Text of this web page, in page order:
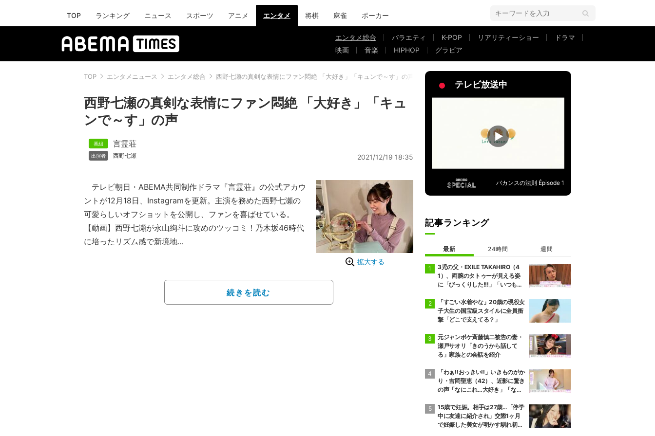
TOP ランキング ニュース スポーツ アニメ エンタメ 将棋 麻雀 ポーカー
エンタメ総合 バラエティ K-POP リアリティーショー
ドラマ
映画
音楽 HIPHOP グラビア
TOP エンタメニュース エンタメ総合 西野七瀬の真剣な表情にファン悶絶 「大好き」「キュンで～す」の声
西野七瀬の真剣な表情にファン悶絶 「大好き」「キュ
ンで～す」の声
言霊荘
西野七瀬 2021/12/19 18:35
拡大する
テレビ朝日・ABEMA共同制作ドラマ『言霊荘』の公式アカウ
ントが12月18日、Instagramを更新。主演を務めた西野七瀬の
可愛らしいオフショットを公開し、ファンを喜ばせている。
【動画】西野七瀬が永山絢斗に攻めのツッコミ！乃木坂46時代
に培ったリズム感で新境地
続けて、「インテリアの地球儀に興味津々のコトハ（＃西野七
瀬） 『トルコどこかな～』って鏡越しの真剣な表情にもキュン
続きを読む
テレビ放送中
バカンスの法則 Épisode 1
記事ランキング
最新 24時間 週間
3児の父・EXILE TAKAHIRO（4
1）、両腕のタトゥーが見える姿
に「びっくりした!!!」「いつもと
の反響
「すごい水着やな」20歳の現役女
子大生の国宝級スタイルに全員衝
撃「どこで支えてる？」
元ジャンポケ斉藤慎二被告の妻・
瀬戸サオリ「きのうから話して
る」家族との会話を紹介
「わぁ!!おっきい!!」いきものがか
り・吉岡聖恵（42）、近影に驚き
の声「なにこれ…大好き」「なん
15歳で妊娠。相手は27歳…「停学
中に友達に紹介され」交際1ヶ月
で妊娠した美女が明かす馴れ初め